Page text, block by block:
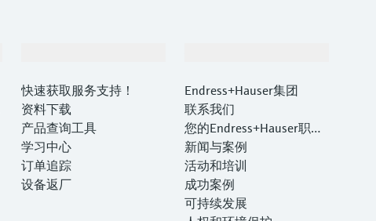
快速获取服务支持！
资料下载
产品查询工具
学习中心
订单追踪
设备返厂
Endress+Hauser集团
联系我们
您的Endress+Hauser职业
生涯
新闻与案例
活动和培训
成功案例
可持续发展